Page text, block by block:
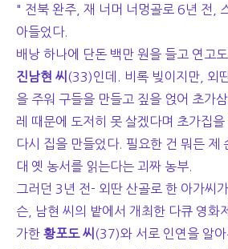
" 전북 완주, 재 너머 너멍골로 6년 전,
아들었다.
배낭 하나에 단돈 백만 원을 들고 연고
진남현 씨 (33)인데. 비록 빚이지만, 외
을 주워 구들을 만들고 짚을 얹어 초가
레 때문에 도저히 못 살겠다며 초가집
다시 집을 만들었다. 필요한 건 뭐든 제
대 옛 농서를 읽는다는 괴짜 농부.
그러던 3년 전- 외딴 산골로 한 아가씨
슨, 남현 씨의 밭에서 개최한 다큐 영화
가한 황포도 씨 (37)와 서로 인연을 알